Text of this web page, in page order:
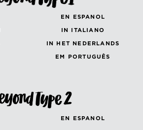
EN ESPANOL
IN ITALIANO
IN HET NEDERLANDS
EM PORTUGUÊS
EN ESPANOL